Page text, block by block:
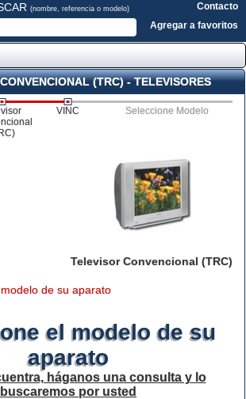
(nombre, referencia o modelo)
Contacto
Agregar a favoritos
(TRC) - TELEVISORES
VINC Seleccione Modelo
Televisor Convencional (TRC)
de su aparato
el modelo de su
aparato
háganos una consulta y lo
buscaremos por usted